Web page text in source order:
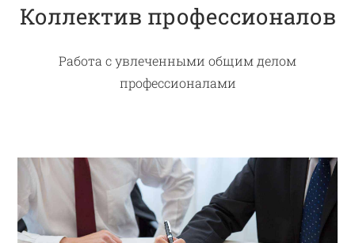
Коллектив профессионалов
Работа с увлеченными общим делом
профессионалами